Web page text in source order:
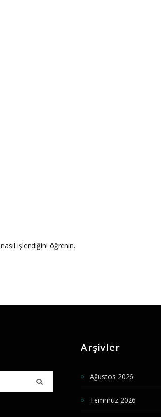
işlendiğini öğrenin.
Arşivler
Ağustos 2026
Temmuz 2026